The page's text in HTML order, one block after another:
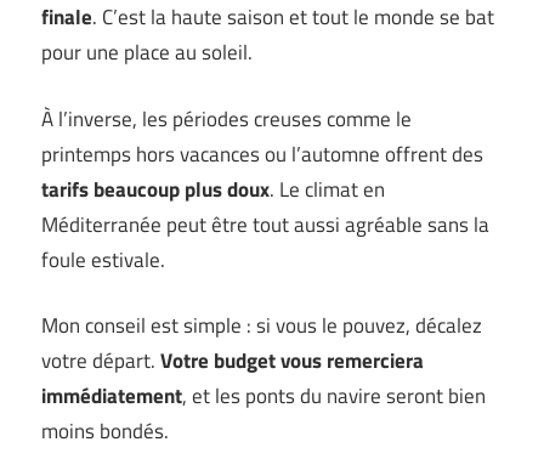
finale. C’est la haute saison et tout le monde se bat
pour une place au soleil.
À l’inverse, les périodes creuses comme le
printemps hors vacances ou l’automne offrent des
tarifs beaucoup plus doux. Le climat en
Méditerranée peut être tout aussi agréable sans la
foule estivale.
Mon conseil est simple : si vous le pouvez, décalez
votre départ.Votre budget vous remerciera
immédiatement, et les ponts du navire seront bien
moins bondés.